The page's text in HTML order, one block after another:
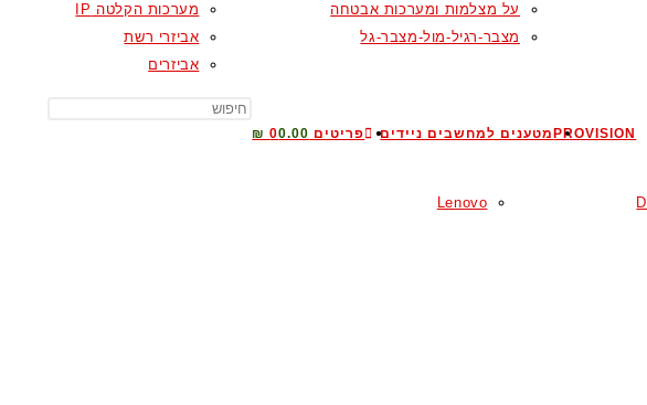
על מצלמות ומערכות אבטחה
מצבר-רגיל-מול-מצבר-גל
מערכות הקלטה IP
אביזרי רשת
אביזרים
PROVISION מטענים למחשבים ניידים
Lenovo
TOGGLE
פריטים 0 0.00 ₪